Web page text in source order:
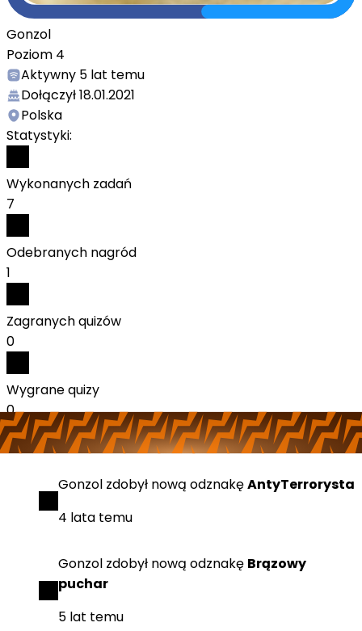
Gonzol
Poziom 4
Aktywny 5 lat temu
Dołączył18.01.2021
Polska
Statystyki:
Wykonanych zadań
7
Odebranych nagród
1
Zagranych quizów
0
Wygrane quizy
0
Aktywność
Gonzol zdobył nową odznakęAntyTerrorysta
4 lata temu
Gonzol zdobył nową odznakę Brązowy
puchar
5 lat temu